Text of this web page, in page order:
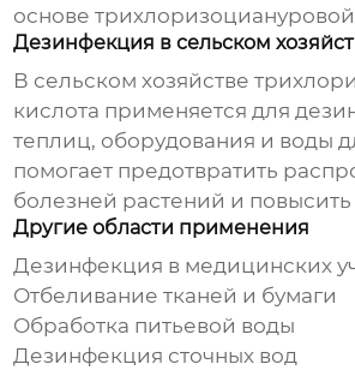
основе
Дезинфекция в сельском
В сельском хозяйстве
кислота применяется для
теплиц, оборудования и воды
помогает предотвратить
болезней растений и
Другие области применения
Дезинфекция в медицинских
Отбеливание тканей и бумаги
Обработка питьевой воды
Дезинфекция сточных вод